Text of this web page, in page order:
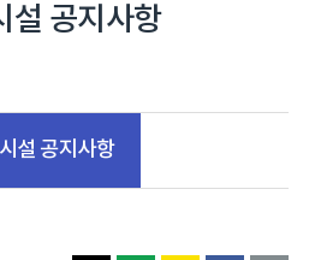
설 공지사항
설 공지사항